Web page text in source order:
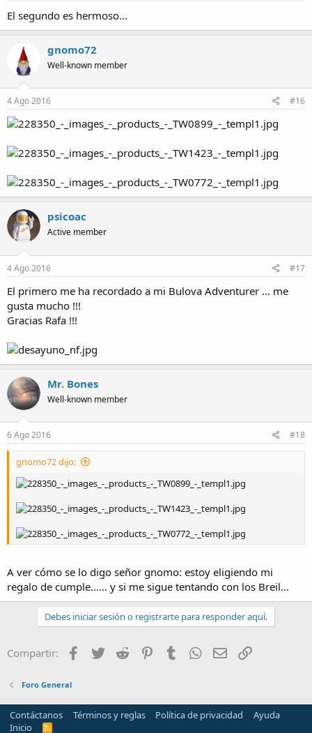
El segundo es hermoso...
gnomo72
Well-known member
4 Ago 2016 #16
psicoac
Active member
4 Ago 2016 #17
El primero me ha recordado a mi Bulova Adventurer ... me
gusta mucho !!!
Gracias Rafa !!!
Mr. Bones
Well-known member
6 Ago 2016 #18
gnomo72 dijo:
A ver cómo se lo digo señor gnomo: estoy eligiendo mi
regalo de cumple...... y si me sigue tentando con los Breil...
Debes iniciar sesión o registrarte para responder aquí.
Compartir: Facebook
Twitter Reddit PinterestTumblrWhatsApp
Email
Foro General
Contáctanos Términos y reglas Política de privacidad
Ayuda
Inicio
R